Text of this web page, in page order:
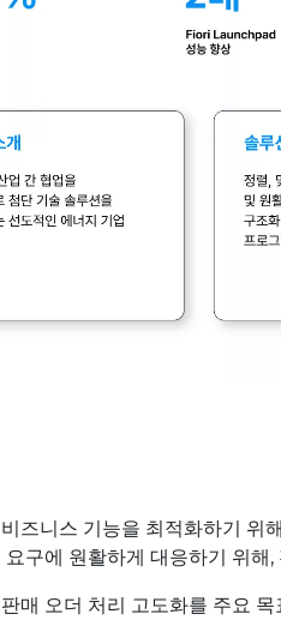
비즈니스 기능을 최적화하기 위해
요구에 원활하게 대응하기 위해,
판매 오더 처리 고도화를 주요 목